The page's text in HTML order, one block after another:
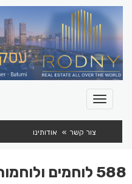
צור קשר אודותינו
588 לוחמים ולוחמות מג"ב החדשים